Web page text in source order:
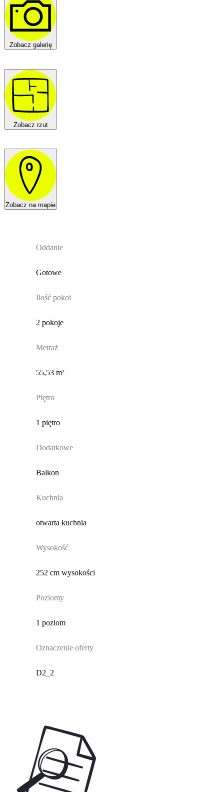
Zobacz galerię
Zobacz rzut
Zobacz na mapie
Oddanie
Gotowe
Ilość pokoi
2 pokoje
Metraż
55,53 m²
Piętro
1 piętro
Dodatkowe
Balkon
Kuchnia
otwarta kuchnia
Wysokość
252 cm wysokości
Poziomy
1 poziom
Oznaczenie oferty
D2_2